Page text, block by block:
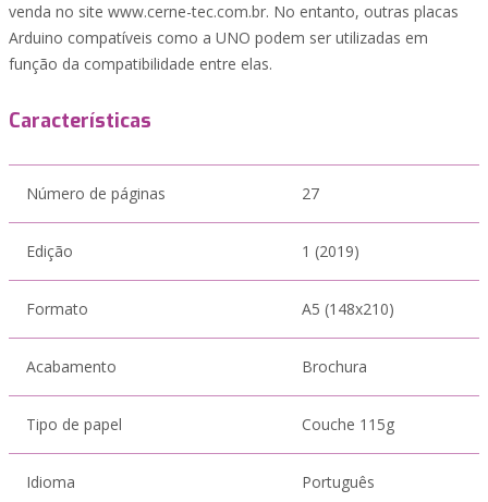
venda no site www.cerne-tec.com.br. No entanto, outras placas
Arduino compatíveis como a UNO podem ser utilizadas em
função da compatibilidade entre elas.
Características
Número de páginas 27
Edição 1 (2019)
Formato A5 (148x210)
Acabamento Brochura
Tipo de papel Couche 115g
Idioma Português